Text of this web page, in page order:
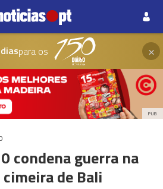
para os ×
PUB
condena guerra na
de Bali